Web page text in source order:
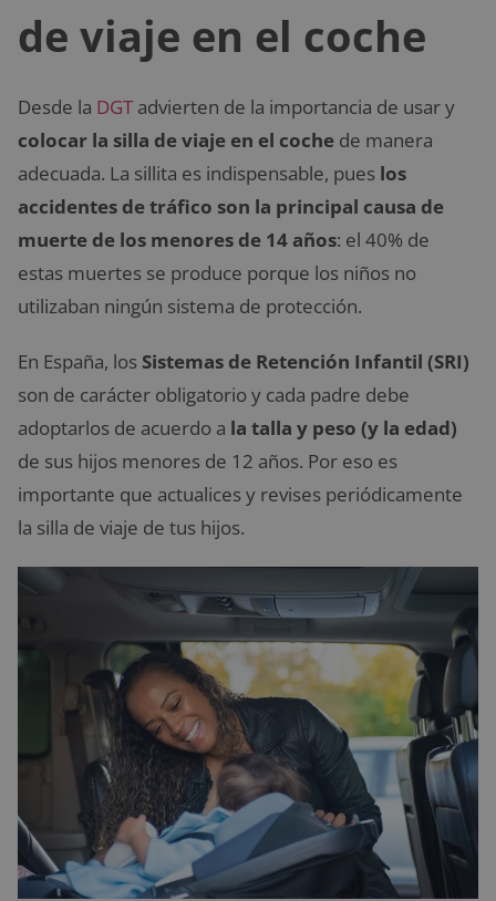
de viaje en el coche
Desde la DGT advierten de la importancia de usar y
colocar la silla de viaje en el coche de manera
adecuada. La sillita es indispensable, pues los
accidentes de tráfico son la principal causa de
muerte de los menores de 14 años: el 40% de
estas muertes se produce porque los niños no
utilizaban ningún sistema de protección.
En España, los Sistemas de Retención Infantil (SRI)
son de carácter obligatorio y cada padre debe
adoptarlos de acuerdo a la talla y peso (y la edad)
de sus hijos menores de 12 años. Por eso es
importante que actualices y revises periódicamente
la silla de viaje de tus hijos.